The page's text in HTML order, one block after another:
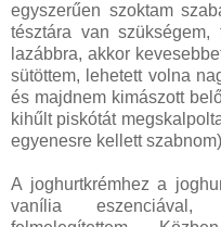
egyszerűen szoktam
tésztára van
lazábbra, akkor
sütöttem, lehetett volna
és majdnem kimászott
kihűlt piskótát
egyenesre kellett
A joghurtkrémhez a
vanília